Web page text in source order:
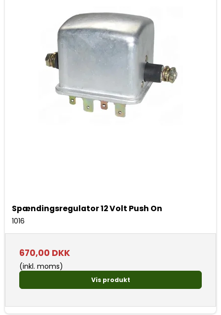
Spændingsregulator 12 Volt Push On
1016
670,00 DKK
(inkl. moms)
Vis produkt